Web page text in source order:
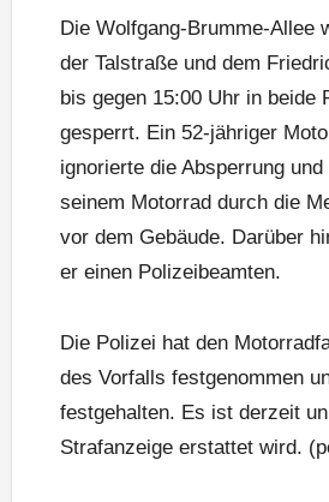
Die Wolfgang-Brumme-Allee
der Talstraße und dem
bis gegen 15:00 Uhr in beide
gesperrt. Ein 52-jähriger
ignorierte die Absperrung
seinem Motorrad durch die
vor dem Gebäude. Darüber
er einen Polizeibeamten.
Die Polizei hat den
des Vorfalls festgenommen
festgehalten. Es ist derzeit
Strafanzeige erstattet wird.